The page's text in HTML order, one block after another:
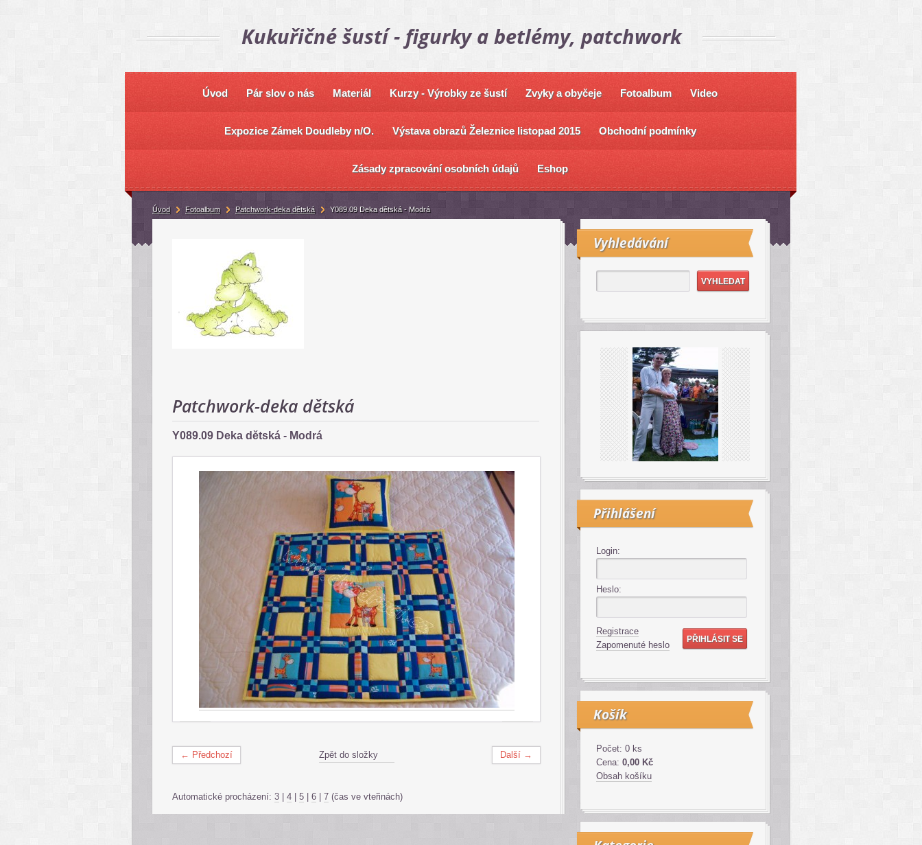
Kukuřičné šustí - figurky a betlémy, patchwork
Úvod Pár slov o nás Materiál Kurzy - Výrobky ze šustí Zvyky a obyčeje Fotoalbum Video
Expozice Zámek Doudleby n/O. Výstava obrazů Železnice listopad 2015 Obchodní podmínky
Zásady zpracování osobních údajů Eshop
Patchwork-deka dětská
Y089.09 Deka dětská - Modrá
← Předchozí Další →
Zpět do složky
Automatické procházení: 3 4 5 6 7 (čas ve vteřinách)
Vyhledávání
Přihlášení
Login:
Heslo:
Registrace
Zapomenuté heslo
Košík
Počet: 0 ks
Cena: 0,00 Kč
Obsah košíku
Úvod Fotoalbum Patchwork-deka dětská Y089.09 Deka dětská - Modrá